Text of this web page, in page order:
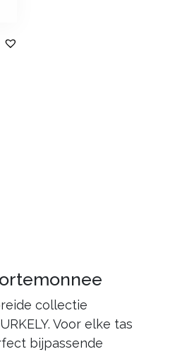
collectie
Voor elke tas
bijpassende